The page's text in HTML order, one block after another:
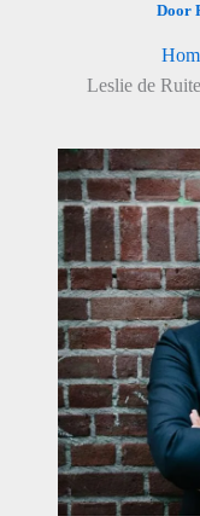
Door
Leslie de